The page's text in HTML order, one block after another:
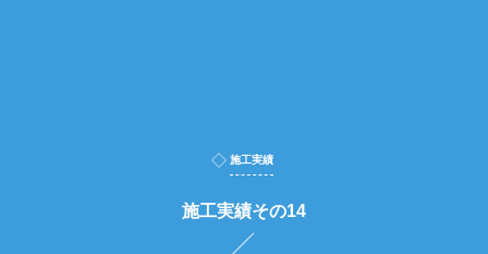
施工実績
施工実績その14